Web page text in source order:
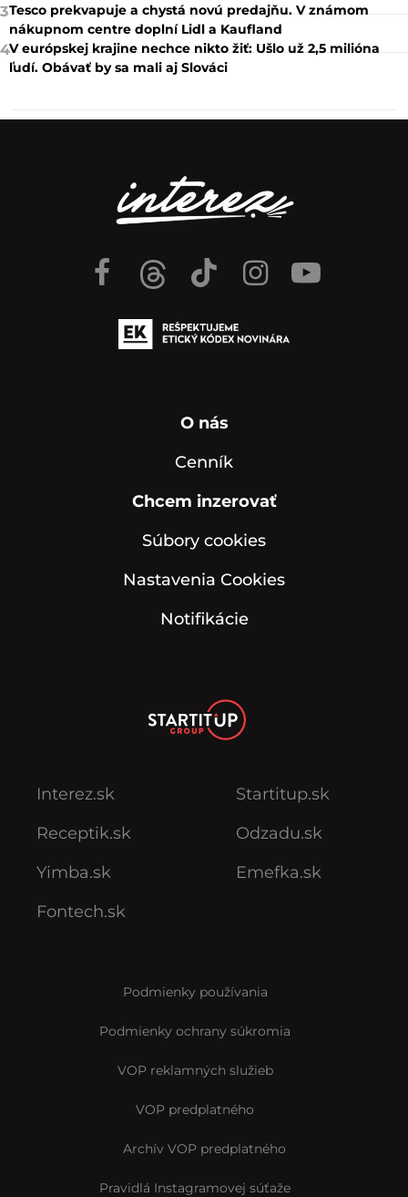
3Tesco prekvapuje a chystá novú predajňu. V známom
nákupnom centre doplní Lidl a Kaufland
4V európskej krajine nechce nikto žiť: Ušlo už 2,5 milióna
ľudí. Obávať by sa mali aj Slováci
O nás
Cenník
Chcem inzerovať
Súbory cookies
Nastavenia Cookies
Notifikácie
Interez.sk
Receptik.sk
Yimba.sk
Fontech.sk
Startitup.sk
Odzadu.sk
Emefka.sk
Podmienky používania
Podmienky ochrany súkromia
VOP reklamných služieb
VOP predplatného
Archív VOP predplatného
Pravidlá Instagramovej súťaže